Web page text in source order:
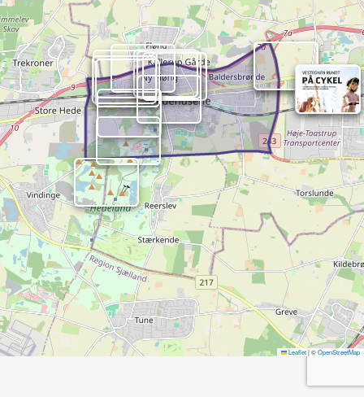
Leaflet|©OpenStreetMap